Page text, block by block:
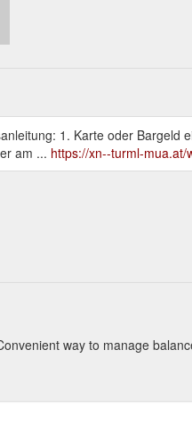
1. Karte oder Bargeld
am ... https://xn--turml-
way to manage